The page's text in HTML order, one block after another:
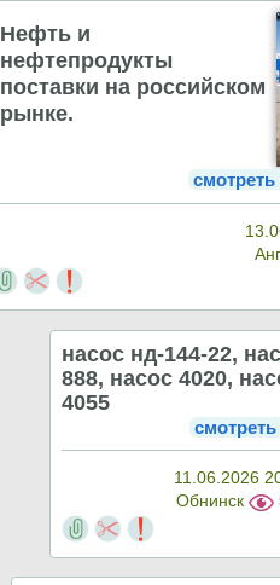
Нефть и
нефтепродукты
поставки на российском
рынке.
смотреть
насос нд-144-22,
888, насос 4020,
4055
смотреть
11.06.2026
Обнинск